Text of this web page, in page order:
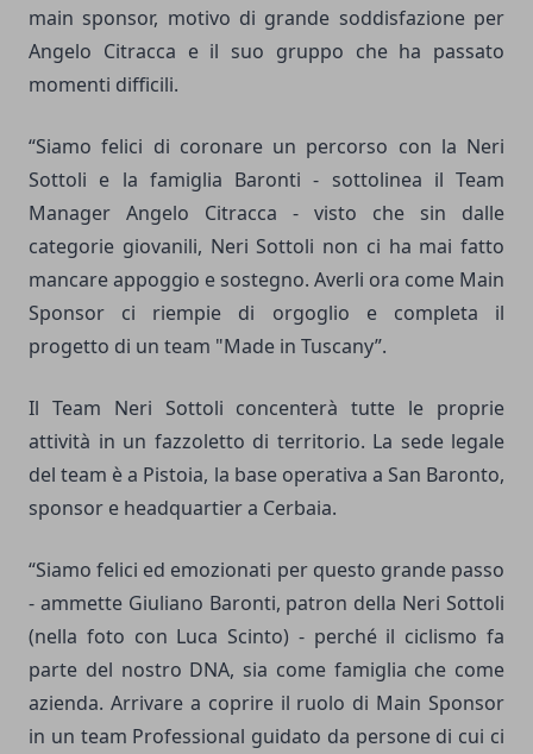
main sponsor, motivo di grande soddisfazione per
Angelo Citracca e il suo gruppo che ha passato
momenti difficili.
“Siamo felici di coronare un percorso con la Neri
Sottoli e la famiglia Baronti - sottolinea il Team
Manager Angelo Citracca - visto che sin dalle
categorie giovanili, Neri Sottoli non ci ha mai fatto
mancare appoggio e sostegno. Averli ora come Main
Sponsor ci riempie di orgoglio e completa il
progetto di un team "Made in Tuscany”.
Il Team Neri Sottoli concenterà tutte le proprie
attività in un fazzoletto di territorio. La sede legale
del team è a Pistoia, la base operativa a San Baronto,
sponsor e headquartier a Cerbaia.
“Siamo felici ed emozionati per questo grande passo
- ammette Giuliano Baronti, patron della Neri Sottoli
(nella foto con Luca Scinto) - perché il ciclismo fa
parte del nostro DNA, sia come famiglia che come
azienda. Arrivare a coprire il ruolo di Main Sponsor
in un team Professional guidato da persone di cui ci